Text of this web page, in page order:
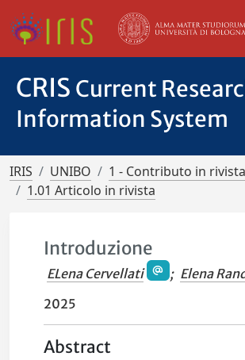
CRIS Current
Information System
IRIS UNIBO
1 - Contributo in rivista
1.01 Articolo in rivista
Introduzione
ELena Cervellati ; Elena
2025
Abstract